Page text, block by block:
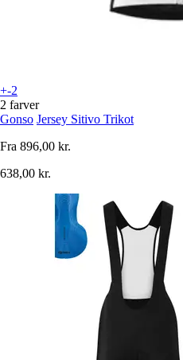
+-2
2 farver
Gonso Jersey Sitivo Trikot
Fra 896,00 kr.
638,00 kr.